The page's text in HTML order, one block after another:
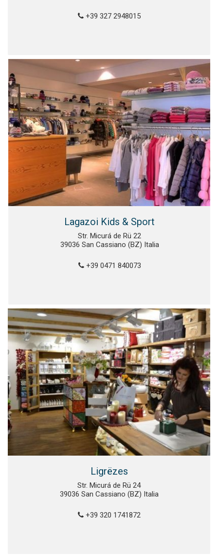
+39 327 2948015
Lagazoi Kids & Sport
Str. Micurá de Rü 22
39036 San Cassiano (BZ) Italia
+39 0471 840073
Ligrëzes
Str. Micurá de Rü 24
39036 San Cassiano (BZ) Italia
+39 320 1741872